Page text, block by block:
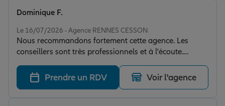
Protection juridique
Retraite
Tous nos devis d'assurance
Le 16/07/2026 - Agence RENNES CESSON
Nous recommandons fortement cette agence. Les
conseillers sont très professionnels et à l'écoute.
L'agence Allianz Cresson offre un accompagnement
sérieux et réactif. Merci beaucoup à toute votre équipe
!
Dominique F.
Prendre un RDV Voir l'agence